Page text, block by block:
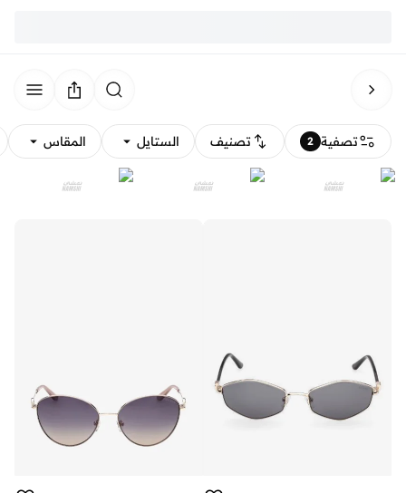
تصفية 2 تصنيف الستايل المقاس